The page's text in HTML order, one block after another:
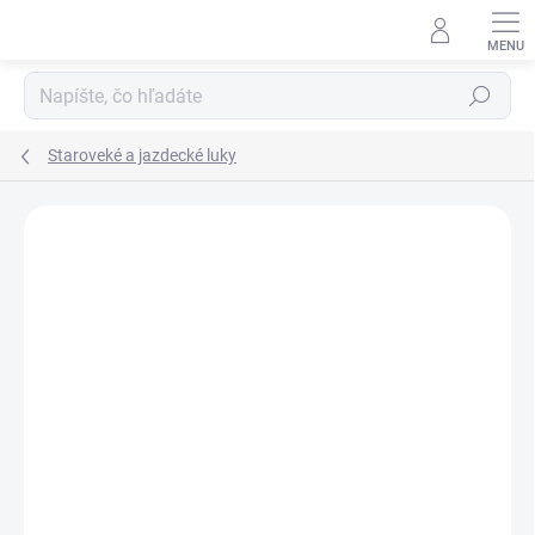
Hľadať
Staroveké a jazdecké luky